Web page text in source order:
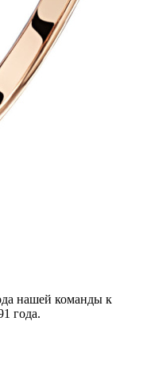
нашей команды к
года.